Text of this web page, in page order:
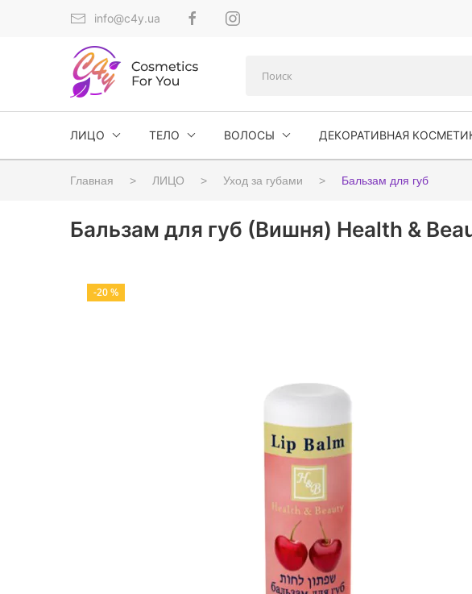
info@c4y.ua
ЛИЦО ТЕЛО ВОЛОСЫ ДЕКОРАТИВНАЯ
Главная ЛИЦО Уход за губами Бальзам для губ
Бальзам для губ (Вишня) Health &
-20 %